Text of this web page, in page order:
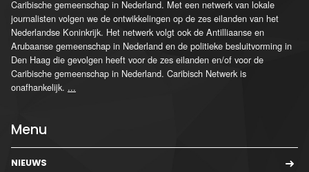
Caribische gemeenschap in Nederland. Met een netwerk van lokale
journalisten volgen we de ontwikkelingen op de zes eilanden van het
Nederlandse Koninkrijk. Het netwerk volgt ook de Antilliaanse en
Arubaanse gemeenschap in Nederland en de politieke besluitvorming in
Den Haag die gevolgen heeft voor de zes eilanden en/of voor de
Caribische gemeenschap in Nederland. Caribisch Netwerk is
onafhankelijk. ...
Menu
NIEUWS